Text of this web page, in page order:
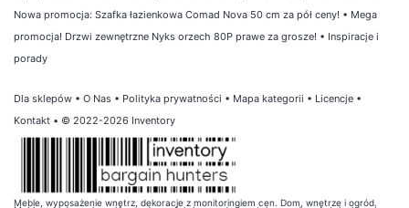
Nowa promocja: Szafka łazienkowa Comad Nova 50 cm za pół ceny! • Mega
promocja! Drzwi zewnętrzne Nyks orzech 80P prawe za grosze! • Inspiracje i
porady
Dla sklepów • O Nas • Polityka prywatności • Mapa kategorii • Licencje •
Kontakt • © 2022-2026 Inventory
Meble, wyposażenie wnętrz, dekoracje z monitoringiem cen. Dom, wnętrze i ogród.